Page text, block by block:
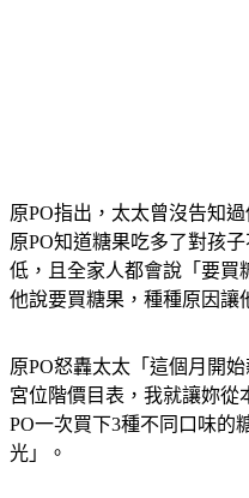
原PO指出，太太曾沒告知
原PO知道糖果吃多了對孩
低，且全家人都會說「要買
原PO怒轟太太「這個月開
宮位階價目表，我就讓妳從
PO一次買下3種不同口味的